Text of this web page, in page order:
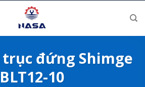
đứng Shimge
BLT12-10